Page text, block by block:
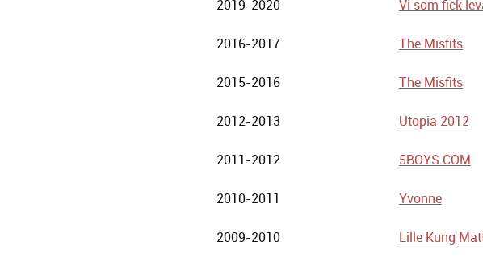
2019-2020 Vi som fick
2016-2017 The Misfits
2015-2016 The Misfits
2012-2013 Utopia 2012
2011-2012 5BOYS.COM
2010-2011 Yvonne
2009-2010 Lille Kung